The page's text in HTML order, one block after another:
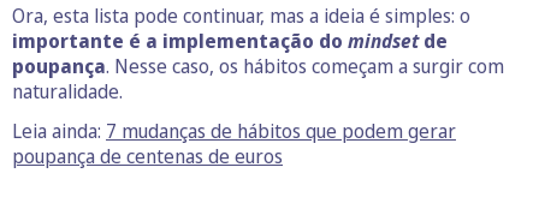
Ora, esta lista pode continuar, mas a ideia é simples: o
importante é a implementação do mindsetde
poupança. Nesse caso, os hábitos começam a surgir com
naturalidade.
Leia ainda: 7 mudanças de hábitos que podem gerar
poupança de centenas de euros